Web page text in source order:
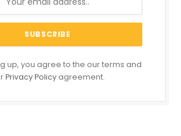
up, you agree to the our terms and
Privacy Policy agreement.